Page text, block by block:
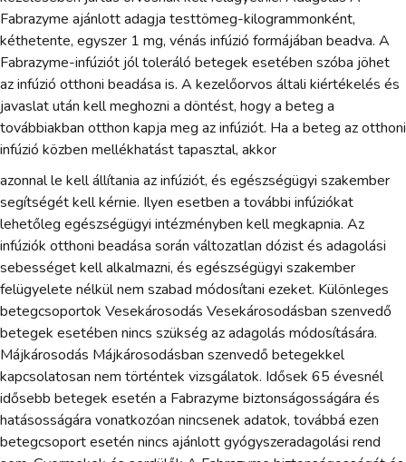
Fabrazyme ajánlott adagja testtömeg-kilogrammonként,
kéthetente, egyszer 1 mg, vénás infúzió formájában beadva. A
Fabrazyme-infúziót jól toleráló betegek esetében szóba jöhet
az infúzió otthoni beadása is. A kezelőorvos általi kiértékelés és
javaslat után kell meghozni a döntést, hogy a beteg a
továbbiakban otthon kapja meg az infúziót. Ha a beteg az otthoni
infúzió közben mellékhatást tapasztal, akkor
azonnal le kell állítania az infúziót, és egészségügyi szakember
segítségét kell kérnie. Ilyen esetben a további infúziókat
lehetőleg egészségügyi intézményben kell megkapnia. Az
infúziók otthoni beadása során változatlan dózist és adagolási
sebességet kell alkalmazni, és egészségügyi szakember
felügyelete nélkül nem szabad módosítani ezeket. Különleges
betegcsoportok Vesekárosodás Vesekárosodásban szenvedő
betegek esetében nincs szükség az adagolás módosítására.
Májkárosodás Májkárosodásban szenvedő betegekkel
kapcsolatosan nem történtek vizsgálatok. Idősek 65 évesnél
idősebb betegek esetén a Fabrazyme biztonságosságára és
hatásosságára vonatkozóan nincsenek adatok, továbbá ezen
betegcsoport esetén nincs ajánlott gyógyszeradagolási rend